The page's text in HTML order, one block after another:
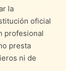
la
oficial
profesional
presta
ni de